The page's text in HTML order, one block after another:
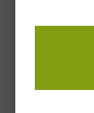
Die Frage, wer